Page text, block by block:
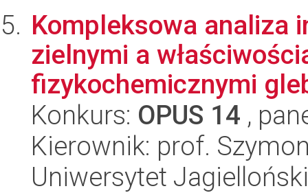
Kompleksowa analiza
zielnymi a
fizykochemicznymi
Konkurs: OPUS 14 ,
Kierownik: prof.
Uniwersytet